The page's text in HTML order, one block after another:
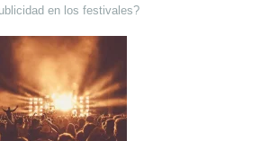
en los festivales?